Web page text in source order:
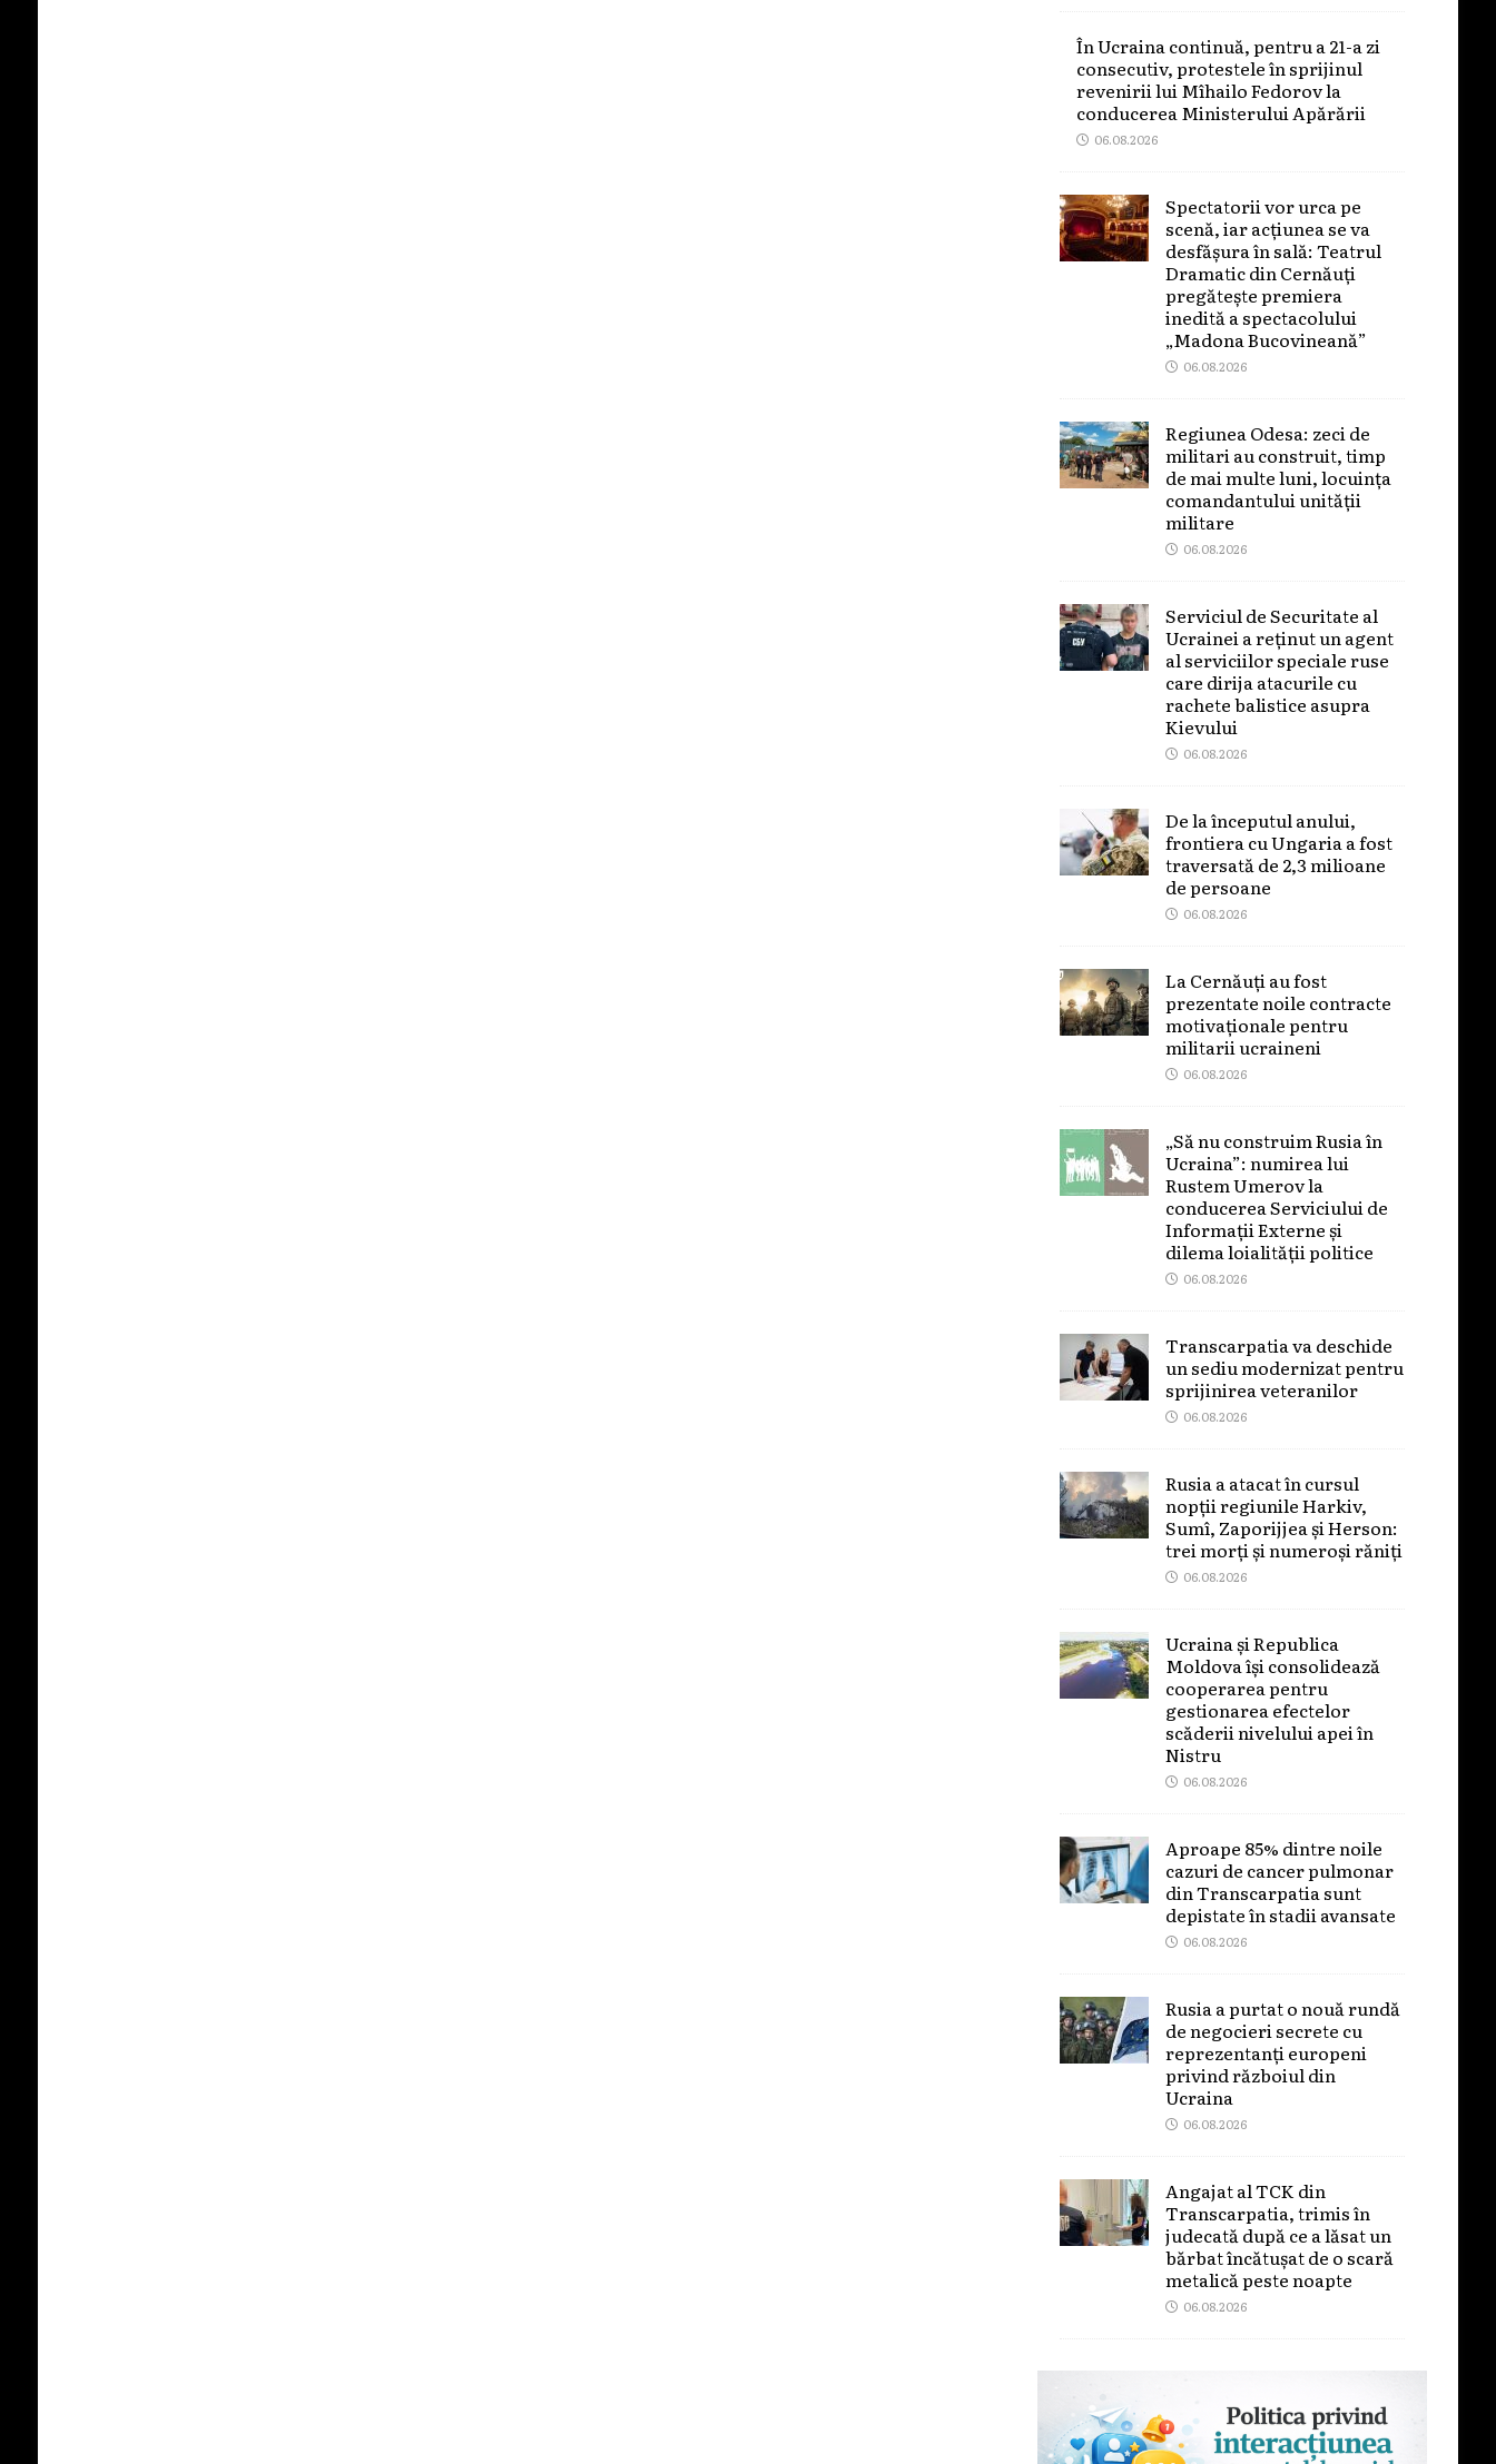
În Ucraina continuă, pentru a 21-a zi
consecutiv, protestele în sprijinul
revenirii lui Mîhailo Fedorov la
conducerea Ministerului Apărării
06.08.2026
Spectatorii vor urca pe
scenă, iar acțiunea se va
desfășura în sală: Teatrul
Dramatic din Cernăuți
pregătește premiera
inedită a spectacolului
„Madona Bucovineană”
06.08.2026
Regiunea Odesa: zeci de
militari au construit, timp
de mai multe luni, locuința
comandantului unității
militare
06.08.2026
Serviciul de Securitate al
Ucrainei a reținut un agent
al serviciilor speciale ruse
care dirija atacurile cu
rachete balistice asupra
Kievului
06.08.2026
De la începutul anului,
frontiera cu Ungaria a fost
traversată de 2,3 milioane
de persoane
06.08.2026
La Cernăuți au fost
prezentate noile contracte
motivaționale pentru
militarii ucraineni
06.08.2026
„Să nu construim Rusia în
Ucraina”: numirea lui
Rustem Umerov la
conducerea Serviciului de
Informații Externe și
dilema loialității politice
06.08.2026
Transcarpatia va deschide
un sediu modernizat pentru
sprijinirea veteranilor
06.08.2026
Rusia a atacat în cursul
nopții regiunile Harkiv,
Sumî, Zaporijjea și Herson:
trei morți și numeroși răniți
06.08.2026
Ucraina și Republica
Moldova își consolidează
cooperarea pentru
gestionarea efectelor
scăderii nivelului apei în
Nistru
06.08.2026
Aproape 85% dintre noile
cazuri de cancer pulmonar
din Transcarpatia sunt
depistate în stadii avansate
06.08.2026
Rusia a purtat o nouă rundă
de negocieri secrete cu
reprezentanți europeni
privind războiul din
Ucraina
06.08.2026
Angajat al TCK din
Transcarpatia, trimis în
judecată după ce a lăsat un
bărbat încătușat de o scară
metalică peste noapte
06.08.2026